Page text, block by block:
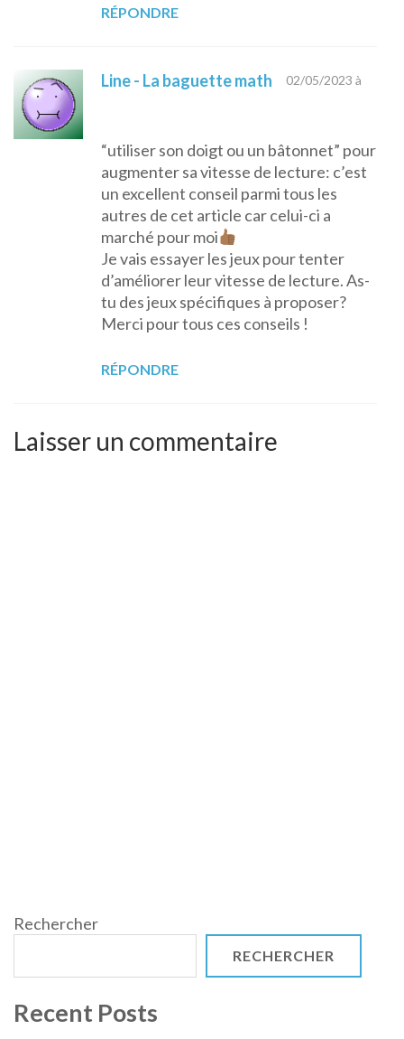
RÉPONDRE
Line - La baguette math 02/05/2023 à
“utiliser son doigt ou un bâtonnet” pour
augmenter sa vitesse de lecture: c’est
un excellent conseil parmi tous les
autres de cet article car celui-ci a
marché pour moi
Je vais essayer les jeux pour tenter
d’améliorer leur vitesse de lecture. As-
tu des jeux spécifiques à proposer?
Merci pour tous ces conseils !
RÉPONDRE
Laisser un commentaire
Rechercher
RECHERCHER
Recent Posts